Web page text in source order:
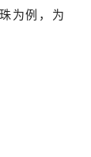
为例，为